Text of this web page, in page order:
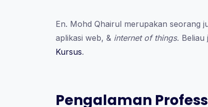
En. Mohd Qhairul merupakan seorang
aplikasi web, & internet of things. Beliau
Kursus.
Pengalaman